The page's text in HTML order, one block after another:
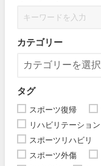
カテゴリー
タグ
スポーツ復帰
リハビリテーション
スポーツリハビリ
スポーツ外傷